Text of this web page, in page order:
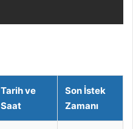
Tarih ve
Saat
Son İstek
Zamanı